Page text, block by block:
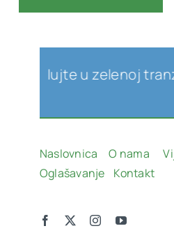
u zelenoj
Naslovnica O nama
Oglašavanje
Kontakt